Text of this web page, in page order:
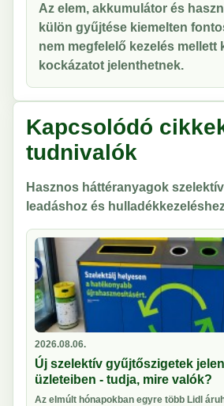
Az elem, akkumulátor és
külön gyűjtése kiemelten
nem megfelelő kezelés mellett
kockázatot jelenthetnek.
Kapcsolódó
tudnivalók
Hasznos háttéranyagok
leadáshoz és
2026.08.06.
Új szelektív gyűjtőszigetek
üzleteiben - tudja, mire valók?
Az elmúlt hónapokban egyre több Lidl